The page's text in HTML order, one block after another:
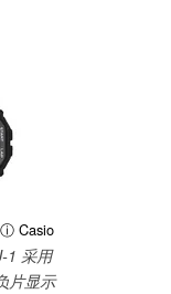
ⓘ Casio
1 采用
片显示